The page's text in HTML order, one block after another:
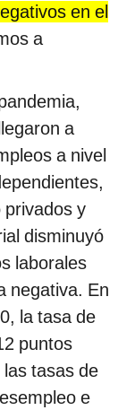
en el
a
a
a nivel
y
disminuyó
laborales
negativa. En
la tasa de
puntos
tasas de
e